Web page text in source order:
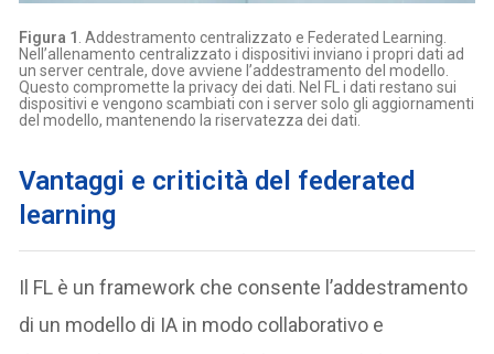
Figura 1 . Addestramento centralizzato e Federated Learning.
Nell’allenamento centralizzato i dispositivi inviano i propri dati ad
un server centrale, dove avviene l’addestramento del modello.
Questo compromette la privacy dei dati. Nel FL i dati restano sui
dispositivi e vengono scambiati con i server solo gli aggiornamenti
del modello, mantenendo la riservatezza dei dati.
Vantaggi e criticità del federated
learning
Il FL è un framework che consente l’addestramento
di un modello di IA in modo collaborativo e